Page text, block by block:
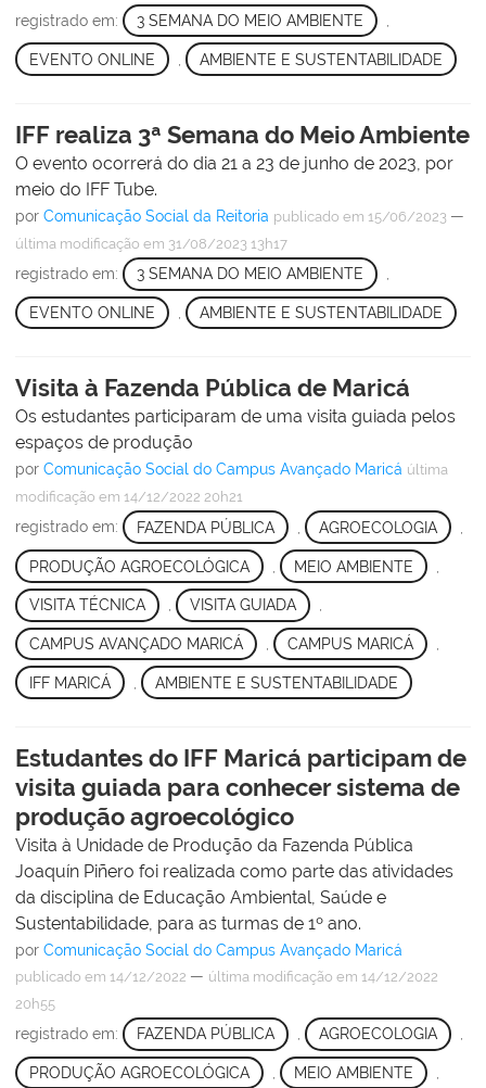
registrado em: 3 SEMANA DO MEIO AMBIENTE
EVENTO ONLINE AMBIENTE E SUSTENTABILIDADE
IFF realiza 3ª Semana do Meio Ambiente
O evento ocorrerá do dia 21 a 23 de junho de 2023, por
meio do IFF Tube.
por Comunicação Social da Reitoria publicado em 15/06/2023 —
última modificação em 31/08/2023 13h17
registrado em: 3 SEMANA DO MEIO AMBIENTE ,
EVENTO ONLINE AMBIENTE E SUSTENTABILIDADE
Visita à Fazenda Pública de Maricá
Os estudantes participaram de uma visita guiada pelos
espaços de produção
por Comunicação Social do Campus Avançado Maricá última
modificação em 14/12/2022 20h21
registrado em: FAZENDA PÚBLICA AGROECOLOGIA
PRODUÇÃO AGROECOLÓGICA MEIO AMBIENTE
VISITA TÉCNICA , VISITA GUIADA ,
CAMPUS AVANÇADO MARICÁ CAMPUS MARICÁ
IFF MARICÁ AMBIENTE E SUSTENTABILIDADE
Estudantes do IFF Maricá participam de
visita guiada para conhecer sistema de
produção agroecológico
Visita à Unidade de Produção da Fazenda Pública
Joaquín Piñero foi realizada como parte das atividades
da disciplina de Educação Ambiental, Saúde e
Sustentabilidade, para as turmas de 1º ano.
por Comunicação Social do Campus Avançado Maricá
publicado em 14/12/2022 — última modificação em 14/12/2022
20h55
registrado em: FAZENDA PÚBLICA , AGROECOLOGIA ,
PRODUÇÃO AGROECOLÓGICA MEIO AMBIENTE